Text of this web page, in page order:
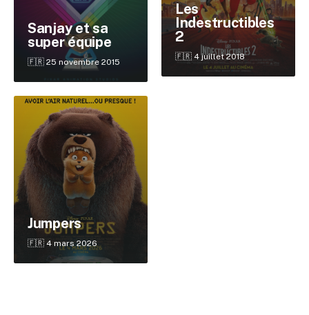
Sanjay et sa
super équipe
🇫🇷 25 novembre 2015
Les
Indestructibles
2
🇫🇷 4 juillet 2018
Jumpers
🇫🇷 4 mars 2026
✕